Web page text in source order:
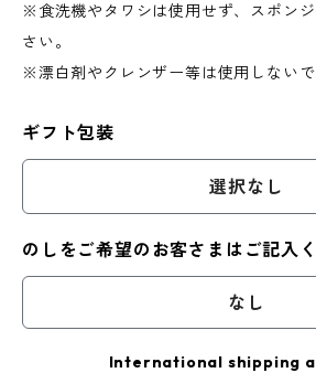
※食洗機やタワシは使用せず、スポン
さい。
※漂白剤やクレンザー等は使用しないで
ギフト包装
選択なし
のしをご希望のお客さまはご記入
なし
International shipping